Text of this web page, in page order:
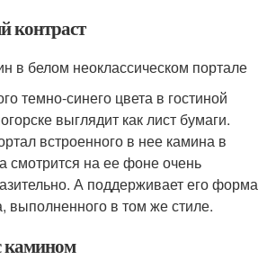
контраст
в белом неоклассическом портале
темно-синего цвета в гостиной
выглядит как лист бумаги.
встроенного в нее камина в
смотрится на ее фоне очень
А поддерживает его форма
выполненного в том же стиле.
камином